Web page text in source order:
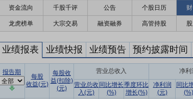
资金流向 千股千评 公告 个股日历
龙虎榜单 大宗交易 融资融券 高管持股
业绩报表 业绩快报 业绩预告 预约披露时间
报告期
每股
收益(元)
每股收
益(扣除)
(元)
营业总收入 净利
营业总收
入(元)
同比增长
(%)
季度环比
增长(%)
净利润
(元)
同比
(%)